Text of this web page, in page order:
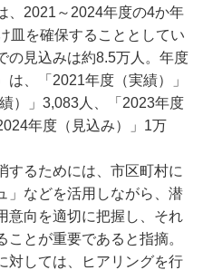
2021～2024年度の4か年
皿を確保することとしてい
の見込みは約8.5万人。年度
、「2021年度（実績）」
）」3,083人、「2023年度
年度（見込み）」1万
るためには、市区町村に
」などを活用しながら、潜
意向を適切に把握し、それ
とが重要であると指摘。
対しては、ヒアリングを行